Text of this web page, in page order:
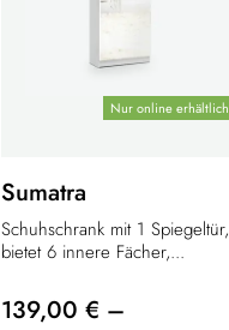
Nur online erhältlich
Sumatra
Schuhschrank mit 1 Spiegeltür,
bietet 6 innere Fächer,...
139,00 € –